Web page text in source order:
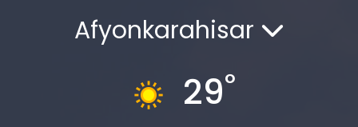
Afyonkarahisar
29°